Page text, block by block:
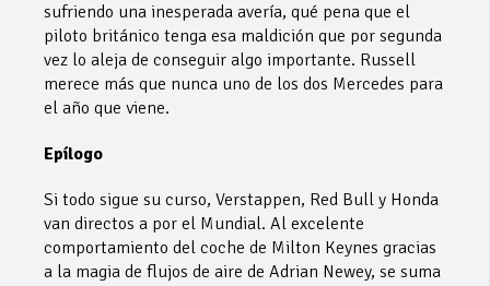
sufriendo una inesperada avería, qué pena que el
piloto británico tenga esa maldición que por segunda
vez lo aleja de conseguir algo importante. Russell
merece más que nunca uno de los dos Mercedes para
el año que viene.
Epílogo
Si todo sigue su curso, Verstappen, Red Bull y Honda
van directos a por el Mundial. Al excelente
comportamiento del coche de Milton Keynes gracias
a la magia de flujos de aire de Adrian Newey, se suma